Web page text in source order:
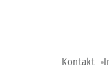
Kontakt